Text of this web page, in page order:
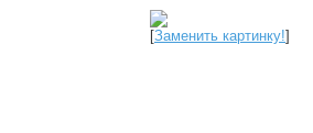
[Заменить картинку!]